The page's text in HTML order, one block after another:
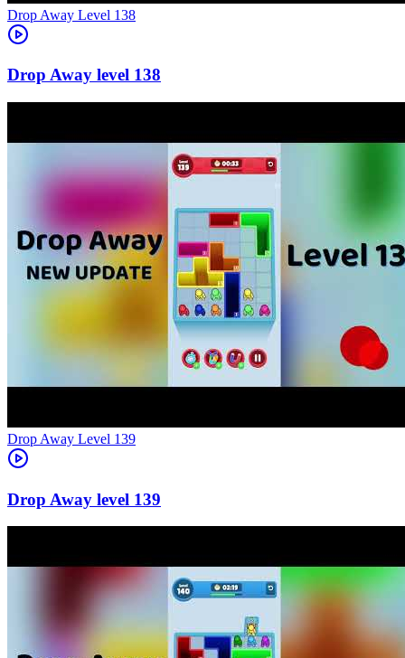
Level 138
138
Level 139
139